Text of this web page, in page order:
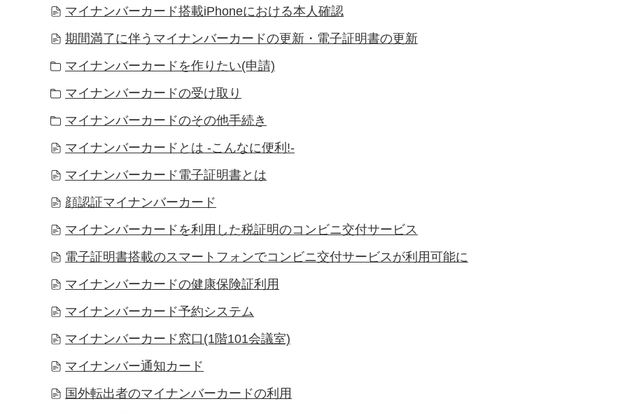
マイナンバーカード搭載iPhoneにおける本人確認
期間満了に伴うマイナンバーカードの更新・電子証明書の更新
マイナンバーカードを作りたい(申請)
マイナンバーカードの受け取り
マイナンバーカードのその他手続き
マイナンバーカードとは -こんなに便利!-
マイナンバーカード電子証明書とは
顔認証マイナンバーカード
マイナンバーカードを利用した税証明のコンビニ交付サービス
電子証明書搭載のスマートフォンでコンビニ交付サービスが利用可能に
マイナンバーカードの健康保険証利用
マイナンバーカード予約システム
マイナンバーカード窓口(1階101会議室)
マイナンバー通知カード
国外転出者のマイナンバーカードの利用